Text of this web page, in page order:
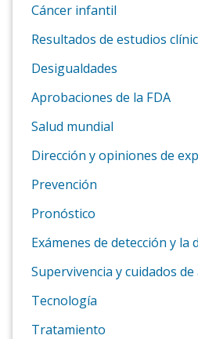
Cáncer infantil
Resultados de estudios
Desigualdades
Aprobaciones de la FDA
Salud mundial
Dirección y opiniones de
Prevención
Pronóstico
Exámenes de detección y la
Supervivencia y cuidados
Tecnología
Tratamiento